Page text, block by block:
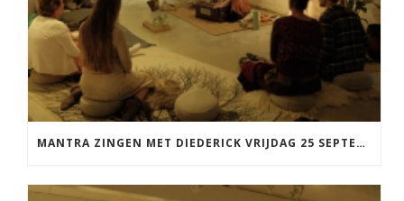
MANTRA ZINGEN MET DIEDERICK VRIJDAG 25 SEPTEMBER EN 20 NOVEMBER